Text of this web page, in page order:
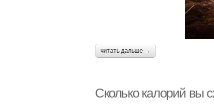
читать дальше →
Сколько калорий вы